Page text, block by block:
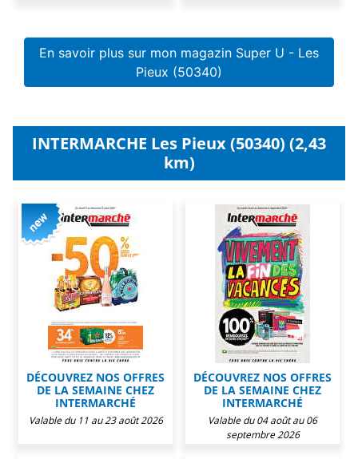
En savoir plus sur mon magazin Super U - Les
Pieux (50340)
INTERMARCHE Les Pieux (50340) (2,43
km)
DÉCOUVREZ NOS OFFRES
DE LA SEMAINE CHEZ
INTERMARCHÉ
Valable du 11 au 23 août 2026
DÉCOUVREZ NOS OFFRES
DE LA SEMAINE CHEZ
INTERMARCHÉ
Valable du 04 août au 06
septembre 2026